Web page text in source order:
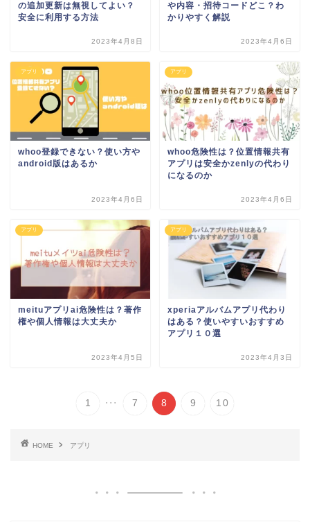
の追加更新は無視してよい？
安全に利用する方法
2023年4月8日
や内容・招待コードどこ？わ
かりやすく解説
2023年4月6日
アプリ
whoo登録できない？使い方や
android版はあるか
2023年4月6日
アプリ
whoo危険性は？位置情報共有
アプリは安全かzenlyの代わり
になるのか
2023年4月6日
アプリ
meituアプリai危険性は？著作
権や個人情報は大丈夫か
2023年4月5日
アプリ
xperiaアルバムアプリ代わり
はある？使いやすいおすすめ
アプリ１０選
2023年4月3日
1 ... 7 8 9 10
HOME アプリ